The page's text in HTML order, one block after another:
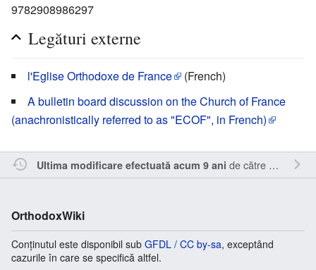
9782908986297
Legături externe
l'Eglise Orthodoxe de France
(French)
A bulletin board discussion on the Church of France
(anachronistically referred to as "ECOF", in French)
Ultima modificare efectuată acum 9 ani de către Sîmbotin
OrthodoxWiki
Conținutul este disponibil sub GFDL / CC by-sa, exceptând
cazurile în care se specifică altfel.